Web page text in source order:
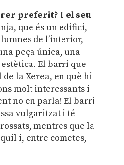
preferit? I el seu
que és un edifici,
de l’interior,
peça única, una
El barri que
de la Xerea, en què hi
molt interessants i
no en parla! El barri
vulgaritzat i té
mentres que la
i, entre cometes,